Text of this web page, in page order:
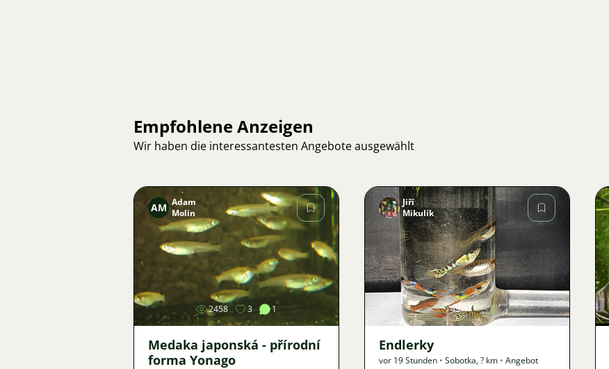
Empfohlene Anzeigen
Wir haben die interessantesten Angebote ausgewählt
Bild
AM Adam
Molin
2458 3 1
Medaka japonská - přírodní
forma Yonago
Bild
Jiří
Mikulík
43
Endlerky
vor 19 Stunden • Sobotka,? km • Angebot